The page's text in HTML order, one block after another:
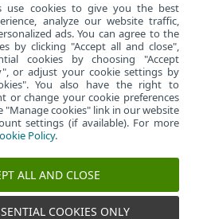
ordinateur de bureau
ESET
use cookies to give you the best
analyze our website traffic,
ads. You can agree to the
by clicking "Accept all and close",
cookies by choosing "Accept
or adjust your cookie settings by
You also have the right to
or change your cookie preferences
"Manage cookies" link in our website
settings (if available). For more
Policy.
ALL AND CLOSE
COOKIES ONLY